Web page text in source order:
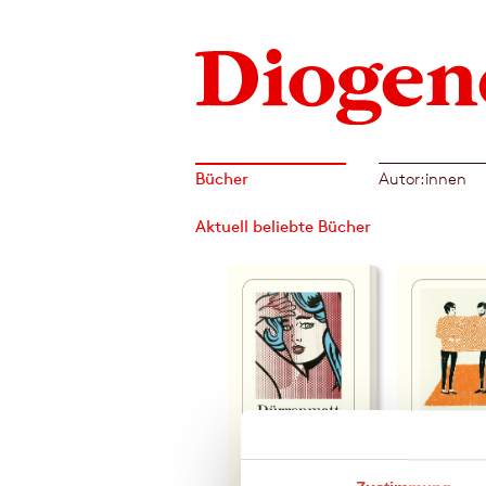
Bücher Autor:innen
Aktuell beliebte Bücher